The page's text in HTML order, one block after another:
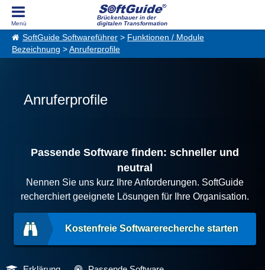
Brückenbauer in der
digitalen Transformation
SoftGuide Softwareführer > Funktionen / Module
Bezeichnung > Anruferprofile
Anruferprofile
Passende Software finden: schneller und
neutral
Nennen Sie uns kurz Ihre Anforderungen. SoftGuide
recherchiert geeignete Lösungen für Ihre Organisation.
Kostenfreie Softwarerecherche starten